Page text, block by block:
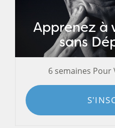
Apprenez à
sans
6 semaines